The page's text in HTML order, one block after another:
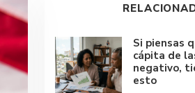
Si piensas
cápita de
negativo,
esto